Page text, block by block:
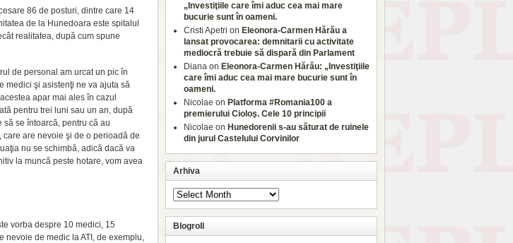
86 de posturi, dintre care 14
de la Hunedoara este spitalul
realitatea, după cum spune
de personal am urcat un pic în
medici şi asistenţi ne va ajuta să
apar mai ales în cazul
pentru trei luni sau un an, după
se întoarcă, pentru că au
are nevoie şi de o perioadă de
nu se schimbă, adică dacă va
la muncă peste hotare, vom avea
vorba despre 10 medici, 15
nevoie de medic la ATI, de exemplu,
„Investiţiile care îmi aduc cea mai mare
bucurie sunt în oameni.
Cristi Apetri on Eleonora-Carmen Hărău a
lansat provocarea: demnitarii cu activitate
mediocră trebuie să dispară din Parlament
Diana on Eleonora-Carmen Hărău: „Investiţiile
care îmi aduc cea mai mare bucurie sunt în
oameni.
Nicolae on Platforma #Romania100 a
premierului Cioloş. Cele 10 principii
Nicolae on Hunedorenii s-au săturat de ruinele
din jurul Castelului Corvinilor
Arhiva
Blogroll